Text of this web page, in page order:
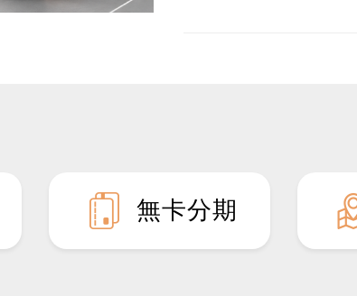
這個父親節，把最好
無卡分期